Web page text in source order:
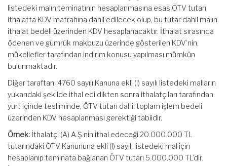
listedeki malın teminatının hesaplanmasına esas ÖTV tutarı
ithalatta KDV matrahına dahil edilecek olup, bu tutar dahil malın
ithalat bedeli üzerinden KDV hesaplanacaktır. İthalat sırasında
ödenen ve gümrük makbuzu üzerinde gösterilen KDV’nin,
mükellefler tarafından indirim konusu yapılması mümkün
bulunmaktadır.
Diğer taraftan, 4760 sayılı Kanuna ekli (I) sayılı listedeki malların
yukarıdaki şekilde ithal edildikten sonra ithalatçıları tarafından
yurt içinde tesliminde, ÖTV tutarı dahil toplam işlem bedeli
üzerinden KDV hesaplanması gerektiği tabiidir.
Örnek: İthalatçı (A) A.Ş.nin ithal edeceği 20.000.000 TL
tutarındaki ÖTV Kanununa ekli (I) sayılı listedeki mal için
hesaplanıp teminata bağlanan ÖTV tutarı 5.000.000 TL’dir.